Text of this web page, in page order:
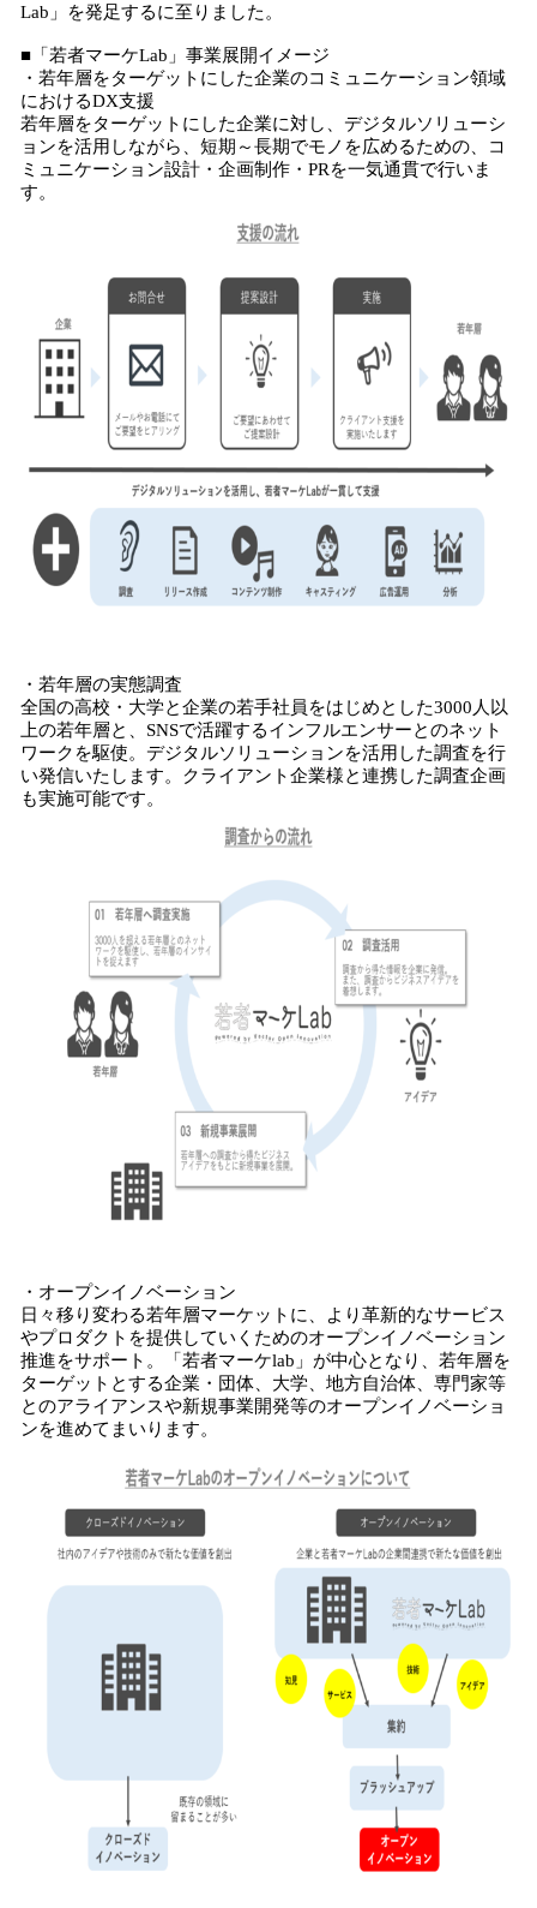
Lab」を発足するに至りました。
■「若者マーケLab」事業展開イメージ
・若年層をターゲットにした企業のコミュニケーション領域
におけるDX支援
若年層をターゲットにした企業に対し、デジタルソリューシ
ョンを活用しながら、短期～長期でモノを広めるための、コ
ミュニケーション設計・企画制作・PRを一気通貫で行いま
す。
・若年層の実態調査
全国の高校・大学と企業の若手社員をはじめとした3000人以
上の若年層と、SNSで活躍するインフルエンサーとのネット
ワークを駆使。デジタルソリューションを活用した調査を行
い発信いたします。クライアント企業様と連携した調査企画
も実施可能です。
・オープンイノベーション
日々移り変わる若年層マーケットに、より革新的なサービス
やプロダクトを提供していくためのオープンイノベーション
推進をサポート。「若者マーケlab」が中心となり、若年層を
ターゲットとする企業・団体、大学、地方自治体、専門家等
とのアライアンスや新規事業開発等のオープンイノベーショ
ンを進めてまいります。